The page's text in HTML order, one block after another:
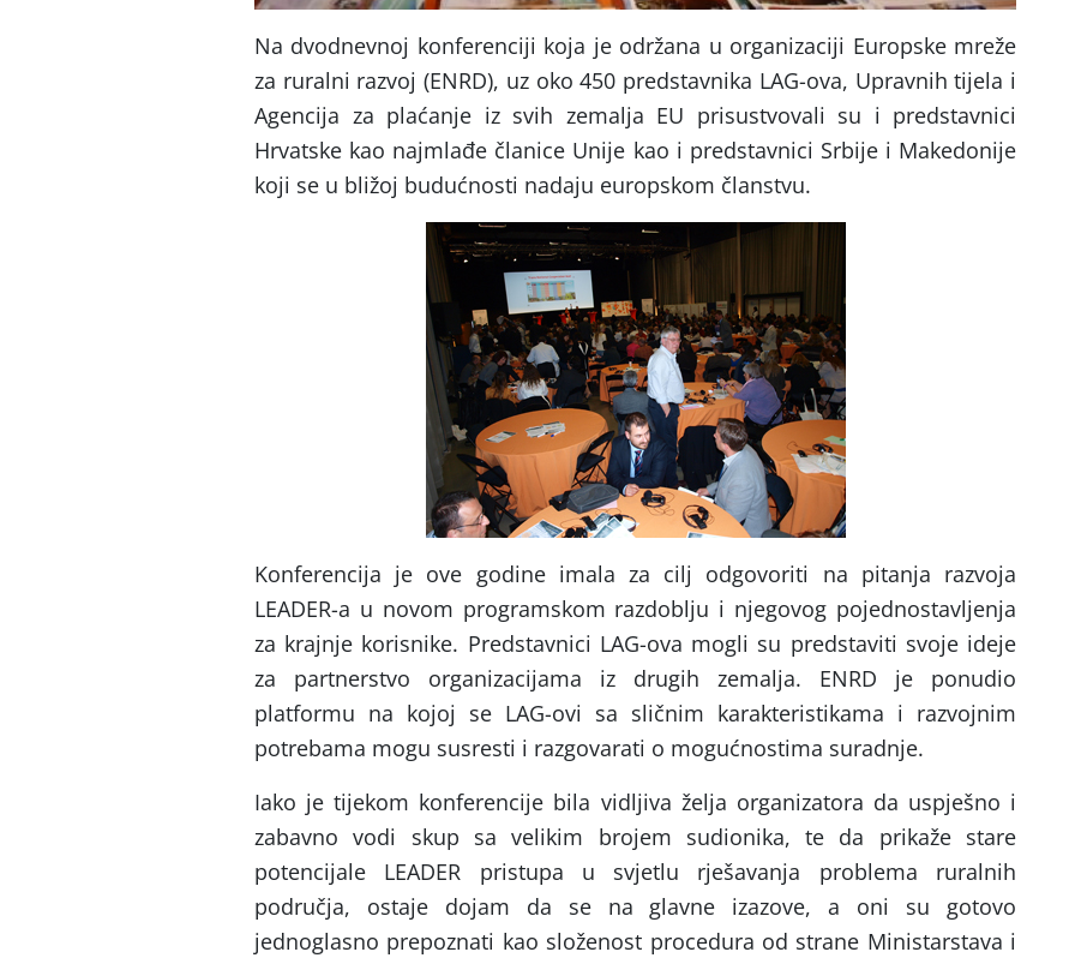
Na dvodnevnoj konferenciji koja je održana u organizaciji Europske mreže
za ruralni razvoj (ENRD), uz oko 450 predstavnika LAG-ova, Upravnih tijela i
Agencija za plaćanje iz svih zemalja EU prisustvovali su i predstavnici
Hrvatske kao najmlađe članice Unije kao i predstavnici Srbije i Makedonije
koji se u bližoj budućnosti nadaju europskom članstvu.
Konferencija je ove godine imala za cilj odgovoriti na pitanja razvoja
LEADER-a u novom programskom razdoblju i njegovog pojednostavljenja
za krajnje korisnike. Predstavnici LAG-ova mogli su predstaviti svoje ideje
za partnerstvo organizacijama iz drugih zemalja. ENRD je ponudio
platformu na kojoj se LAG-ovi sa sličnim karakteristikama i razvojnim
potrebama mogu susresti i razgovarati o mogućnostima suradnje.
Iako je tijekom konferencije bila vidljiva želja organizatora da uspješno i
zabavno vodi skup sa velikim brojem sudionika, te da prikaže stare
potencijale LEADER pristupa u svjetlu rješavanja problema ruralnih
područja, ostaje dojam da se na glavne izazove, a oni su gotovo
jednoglasno prepoznati kao složenost procedura od strane Ministarstava i